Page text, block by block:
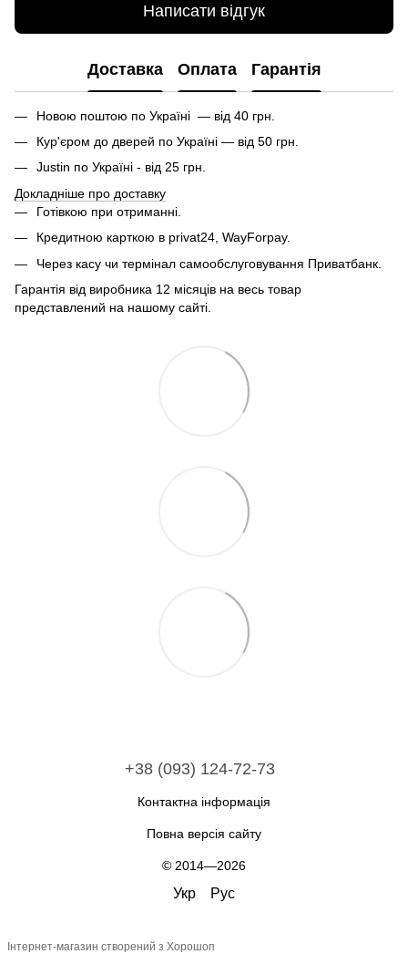
Написати відгук
Доставка Оплата Гарантія
Новою поштою по Україні — від 40 грн.
Кур'єром до дверей по Україні — від 50 грн.
Justin по Україні - від 25 грн.
Докладніше про доставку
Готівкою при отриманні.
Кредитною карткою в privat24, WayForpay.
Через касу чи термінал самообслуговування Приватбанк.
Гарантія від виробника 12 місяців на весь товар
представлений на нашому сайті.
+38 (093) 124-72-73
Контактна інформація
Повна версія сайту
© 2014—2026
Укр Рус
Інтернет-магазин створений з Хорошоп